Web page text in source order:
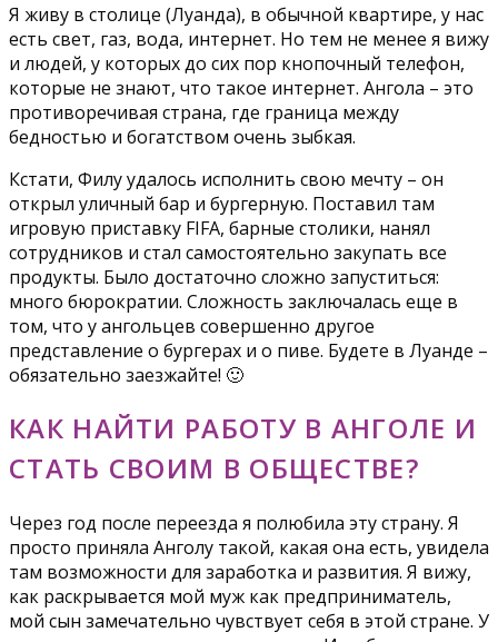
Я живу в столице (Луанда), в обычной квартире, у нас
есть свет, газ, вода, интернет. Но тем не менее я вижу
и людей, у которых до сих пор кнопочный телефон,
которые не знают, что такое интернет. Ангола – это
противоречивая страна, где граница между
бедностью и богатством очень зыбкая.
Кстати, Филу удалось исполнить свою мечту – он
открыл уличный бар и бургерную. Поставил там
игровую приставку FIFA, барные столики, нанял
сотрудников и стал самостоятельно закупать все
продукты. Было достаточно сложно запуститься:
много бюрократии. Сложность заключалась еще в
том, что у ангольцев совершенно другое
представление о бургерах и о пиве. Будете в Луанде –
обязательно заезжайте! 🙂
КАК НАЙТИ РАБОТУ В АНГОЛЕ И
СТАТЬ СВОИМ В ОБЩЕСТВЕ?
Через год после переезда я полюбила эту страну. Я
просто приняла Анголу такой, какая она есть, увидела
там возможности для заработка и развития. Я вижу,
как раскрывается мой муж как предприниматель,
мой сын замечательно чувствует себя в этой стране. У